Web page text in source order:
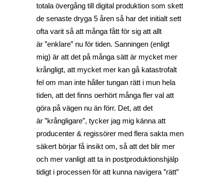
totala övergång till digital produktion som skett
de senaste dryga 5 åren så har det initialt sett
ofta varit så att många fått för sig att allt
är ”enklare” nu för tiden. Sanningen (enligt
mig) är att det på många sätt är mycket mer
krångligt, att mycket mer kan gå katastrofalt
fel om man inte håller tungan rätt i mun hela
tiden, att det finns oerhört många fler val att
göra på vägen nu än förr. Det, att det
är ”krångligare”, tycker jag mig känna att
producenter & regissörer med flera sakta men
säkert börjar få insikt om, så att det blir mer
och mer vanligt att ta in postproduktionshjälp
tidigt i processen för att kunna navigera ”rätt”